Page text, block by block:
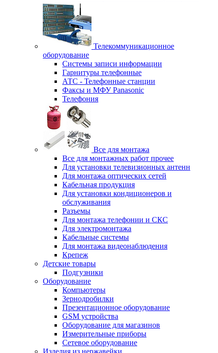
Телекоммуникационное
оборудование
Системы записи информации
Гарнитуры телефонные
АТС - Телефонные станции
Факсы и МФУ Panasonic
Телефония
Все для монтажа
Все для монтажных работ прочее
Для установки телевизионных антенн
Для монтажа оптических сетей
Кабельная продукция
Для установки кондиционеров и
обслуживания
Разъемы
Для монтажа телефонии и СКС
Для электромонтажа
Кабельные системы
Для монтажа видеонаблюдения
Крепеж
Детские товары
Подгузники
Оборудование
Компьютеры
Зернодробилки
Презентационное оборудование
GSM устройства
Оборудование для магазинов
Измерительные приборы
Сетевое оборудование
Изделия из нержавейки